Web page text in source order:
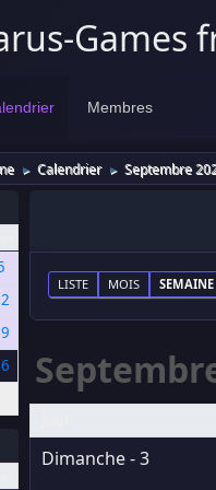
Games
Membres
► Calendrier ► Septembre
LISTE MOIS SEMAINE
Dimanche - 3